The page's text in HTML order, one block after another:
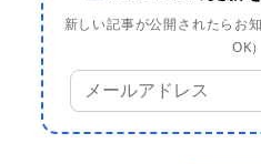
新しい記事が公開されたらお
OK）